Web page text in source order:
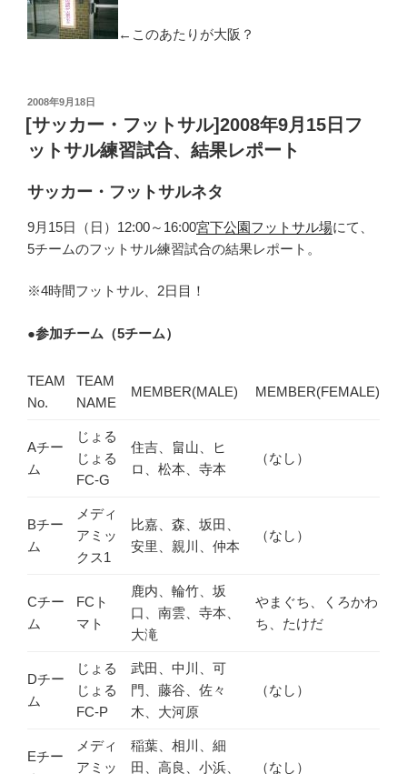
←このあたりが大阪？
投
稿
日:
2008年9月18日
[サッカー・フットサル]2008年9月15日フ
ットサル練習試合、結果レポート
サッカー・フットサルネタ
9月15日（日）12:00～16:00宮下公園フットサル場にて、
5チームのフットサル練習試合の結果レポート。
※4時間フットサル、2日目！
●参加チーム（5チーム）
TEAM
No.
TEAM
NAME
MEMBER(MALE) MEMBER(FEMALE)
Aチー
ム
じょる
じょる
FC-G
住吉、畠山、ヒ
ロ、松本、寺本
（なし）
Bチー
ム
メディ
アミッ
クス1
比嘉、森、坂田、
安里、親川、仲本
（なし）
Cチー
ム
FCト
マト
鹿内、輪竹、坂
口、南雲、寺本、
大滝
やまぐち、くろかわ
ち、たけだ
Dチー
ム
じょる
じょる
FC-P
武田、中川、可
門、藤谷、佐々
木、大河原
（なし）
Eチー
メディ
アミッ
稲葉、相川、細
田、高良、小浜、
（なし）